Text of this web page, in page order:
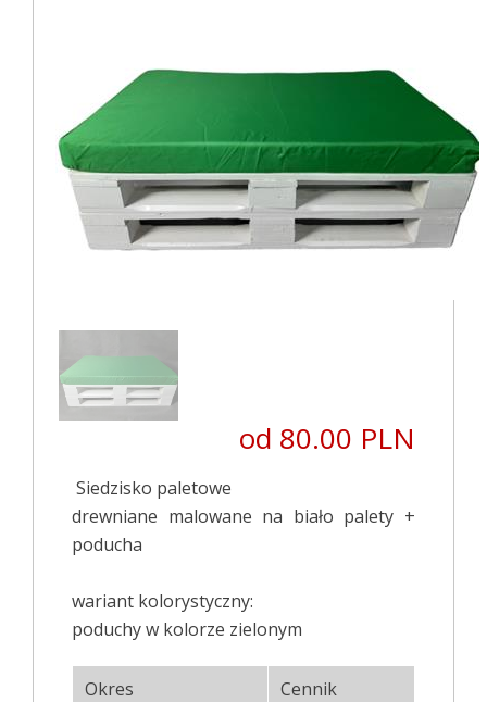
od 80.00 PLN
Siedzisko paletowe
drewniane malowane na biało palety +
poducha
wariant kolorystyczny:
poduchy w kolorze zielonym
Okres Cennik